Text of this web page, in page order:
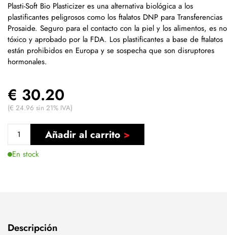
Plasti-Soft Bio Plasticizer es una alternativa biológica a los
plastificantes peligrosos como los ftalatos DNP para Transferencias
Prosaide. Seguro para el contacto con la piel y los alimentos, es no
tóxico y aprobado por la FDA. Los plastificantes a base de ftalatos
están prohibidos en Europa y se sospecha que son disruptores
hormonales.
€ 30.20
(€ 24.96 sin 21% IVA)
Añadir al carrito
En stock
Descripción